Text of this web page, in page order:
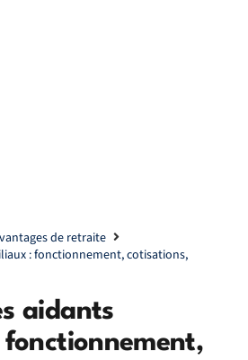
de retraite
: fonctionnement, cotisations,
aidants